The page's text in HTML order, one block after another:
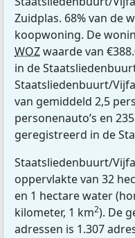
Zuidplas. 68% van de
koopwoning. De
WOZwaarde van
in de
Staatsliedenbuurt/
van gemiddeld 2,5
personenauto’s en
geregistreerd in de
Staatsliedenbuurt/
oppervlakte van 32
en 1 hectare water
kilometer, 1 km2). De
adressen is 1.307